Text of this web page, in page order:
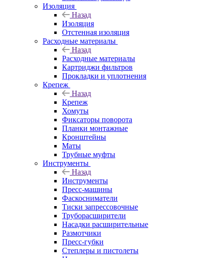
Изоляция
Назад
Изоляция
Отстенная изоляция
Расходные материалы
Назад
Расходные материалы
Картриджи фильтров
Прокладки и уплотнения
Крепеж
Назад
Крепеж
Хомуты
Фиксаторы поворота
Планки монтажные
Кронштейны
Маты
Трубные муфты
Инструменты
Назад
Инструменты
Пресс-машины
Фаскосниматели
Тиски запрессовочные
Труборасширители
Насадки расширительные
Размотчики
Пресс-губки
Степлеры и пистолеты